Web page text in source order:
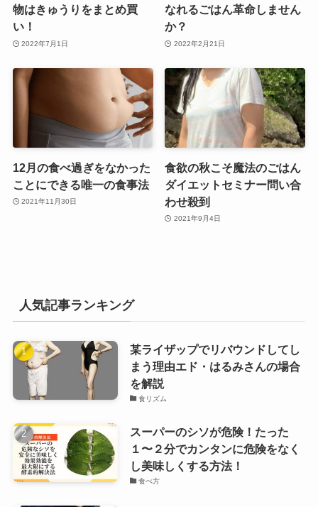
物はきゅうりをまとめ買
い！
2022年7月1日
なれるごはん革命しません
か？
2022年2月21日
12月の食べ過ぎをなかった
ことにできる唯一の食事法
2021年11月30日
食欲の秋こそ魔法のごはん
ダイエットセミナー問い合
わせ殺到
2021年9月4日
人気記事ランキング
某ライザップでリバウンドしてし
まう理由エド・はるみさんの場合
を解説
食リズム
スーパーのシソが危険！たった
１〜２分でカンタンに危険をなく
し美味しくする方法！
食べ方